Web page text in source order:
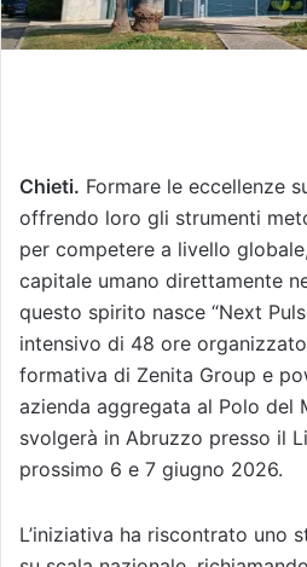
Chieti. Formare le eccellenze
offrendo loro gli strumenti
per competere a livello
capitale umano direttamente
questo spirito nasce “Next
intensivo di 48 ore organizzato
formativa di Zenita Group e
azienda aggregata al Polo del
svolgerà in Abruzzo presso il
prossimo 6 e 7 giugno 2026.
L’iniziativa ha riscontrato uno